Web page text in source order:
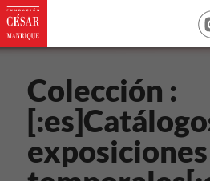
Colección :
exposiciones